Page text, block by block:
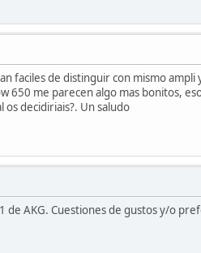
faciles de distinguir con mismo
650 me parecen algo mas bonitos,
decidiriais?. Un saludo
de AKG. Cuestiones de gustos y/o